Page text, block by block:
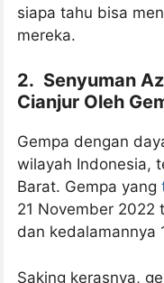
siapa tahu bisa
mereka.
2. Senyuman
Cianjur Oleh
Gempa dengan
wilayah Indonesia,
Barat. Gempa yang
21 November 2022
dan kedalamannya
Saking kerasnya,